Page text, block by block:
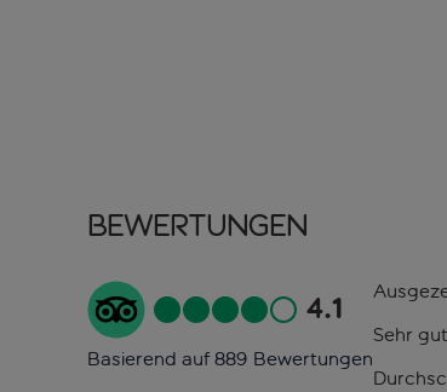
Bewertungen
4.1
Basierend auf 889 Bewertungen
Sehr gut